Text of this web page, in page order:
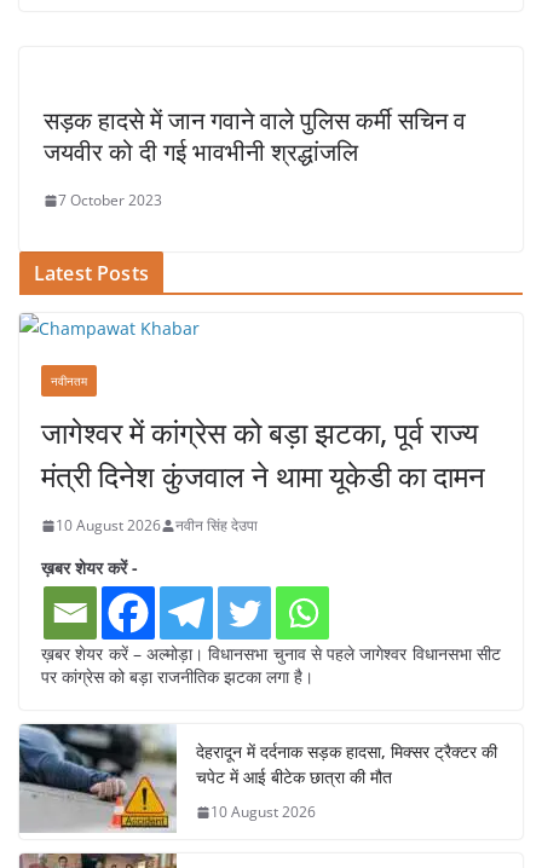
सड़क हादसे में जान गवाने वाले पुलिस कर्मी सचिन व
जयवीर को दी गई भावभीनी श्रद्धांजलि
7 October 2023
Latest Posts
नवीनतम
जागेश्वर में कांग्रेस को बड़ा झटका, पूर्व राज्य
मंत्री दिनेश कुंजवाल ने थामा यूकेडी का दामन
10 August 2026 नवीन सिंह देउपा
ख़बर शेयर करें -
ख़बर शेयर करें – अल्मोड़ा। विधानसभा चुनाव से पहले जागेश्वर विधानसभा सीट
पर कांग्रेस को बड़ा राजनीतिक झटका लगा है।
देहरादून में दर्दनाक सड़क हादसा, मिक्सर ट्रैक्टर की
चपेट में आई बीटेक छात्रा की मौत
10 August 2026